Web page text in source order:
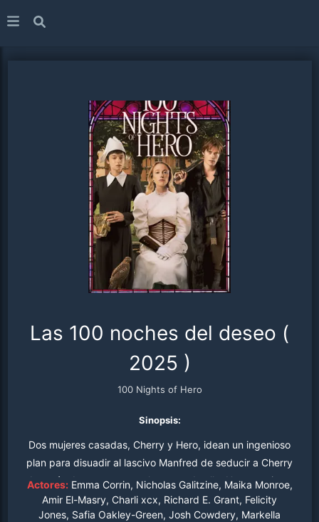
Las 100 noches del deseo (
2025 )
100 Nights of Hero
Sinopsis:
Dos mujeres casadas, Cherry y Hero, idean un ingenioso
plan para disuadir al lascivo Manfred de seducir a Cherry
después de apostar con el esposo de ella. Hero cautiva a
Manfred con relatos fascinantes durante cien noches.
Actores: Emma Corrin, Nicholas Galitzine, Maika Monroe,
Amir El-Masry, Charli xcx, Richard E. Grant, Felicity
Jones, Safia Oakley-Green, Josh Cowdery, Markella